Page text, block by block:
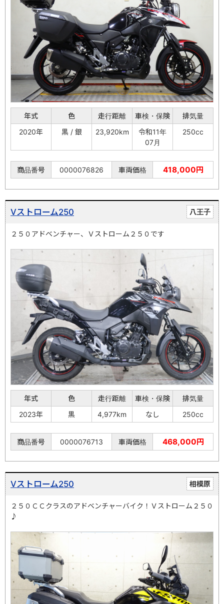
年式 色 走行距離 車検・保険
排気量
2020年
黒 / 銀 23,920km
令和11年
07月
250cc
商品番号 0000076826 車両価格 418,000円
八王子
Vストローム250
２５０アドベンチャー、Ｖストローム２５０です
年式 色 走行距離 車検・保険
排気量
2023年
黒 4,977km なし 250cc
商品番号 0000076713 車両価格 468,000円
相模原
Vストローム250
２５０ＣＣクラスのアドベンチャーバイク！Ｖストローム２５０
♪